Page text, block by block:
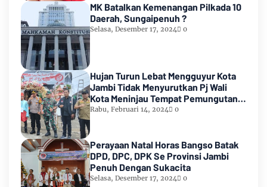
MK Batalkan Kemenangan Pilkada 10
Daerah, Sungaipenuh ?
Selasa, Desember 17, 2024 0
Hujan Turun Lebat Mengguyur Kota
Jambi Tidak Menyurutkan Pj Wali
Kota Meninjau Tempat Pemungutan
Suara Pemilu 2024
Rabu, Februari 14, 2024 0
Perayaan Natal Horas Bangso Batak
DPD, DPC, DPK Se Provinsi Jambi
Penuh Dengan Sukacita
Selasa, Desember 17, 2024 0